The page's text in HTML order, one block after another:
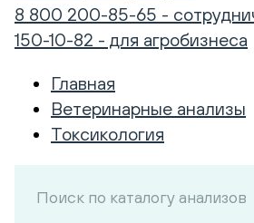
8 800 200-85-65 -
150-10-82 - для агробизнеса
Главная
Ветеринарные анализы
Токсикология